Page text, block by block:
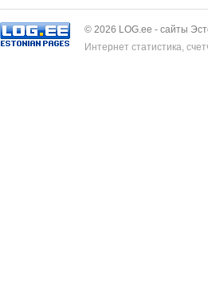
© 2026 LOG.ee - сайты
Интернет статистика,